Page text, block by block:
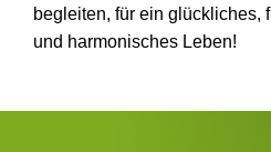
begleiten, für ein glückliches,
und harmonisches Leben!